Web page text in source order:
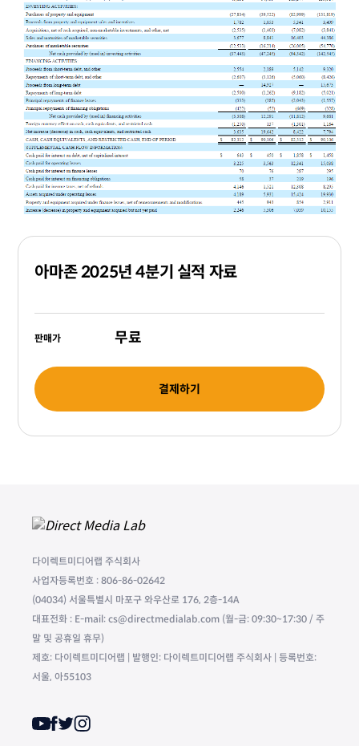
아마존 2025년 4분기 실적 자료
판매가 무료
결제하기
다이렉트미디어랩 주식회사
사업자등록번호 : 806-86-02642
(04034) 서울특별시 마포구 와우산로 176, 2층-14A
대표전화 : E-mail: cs@directmedialab.com (월-금: 09:30~17:30 / 주
말 및 공휴일 휴무)
제호: 다이렉트미디어랩 | 발행인: 다이렉트미디어랩 주식회사 | 등록번호:
서울, 아55103